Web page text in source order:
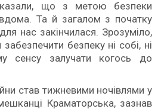
сказали, що з метою безпеки
Та й загалом з початку
нас закінчилася. Зрозуміло,
безпеку ні собі, ні
сенсу залучати когось до
став тижневими ночівлями у
Краматорська, зазнав